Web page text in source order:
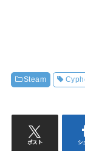
Steam
ポスト シ